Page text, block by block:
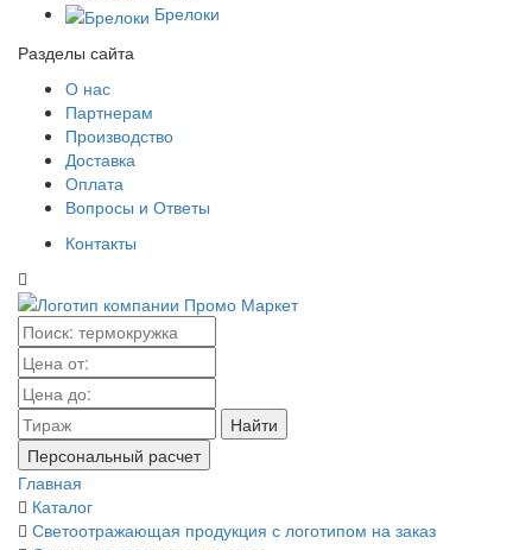
Брелоки
Разделы сайта
О нас
Партнерам
Производство
Доставка
Оплата
Вопросы и Ответы
Контакты
Найти
Персональный расчет
Главная
Каталог
Светоотражающая продукция с логотипом на заказ